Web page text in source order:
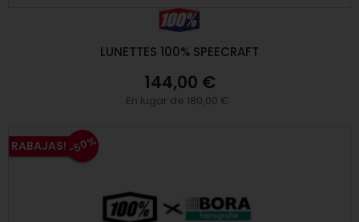
LUNETTES 100% SPEECRAFT
144,00 €
En lugar de 180,00 €
RABAJAS!-50%